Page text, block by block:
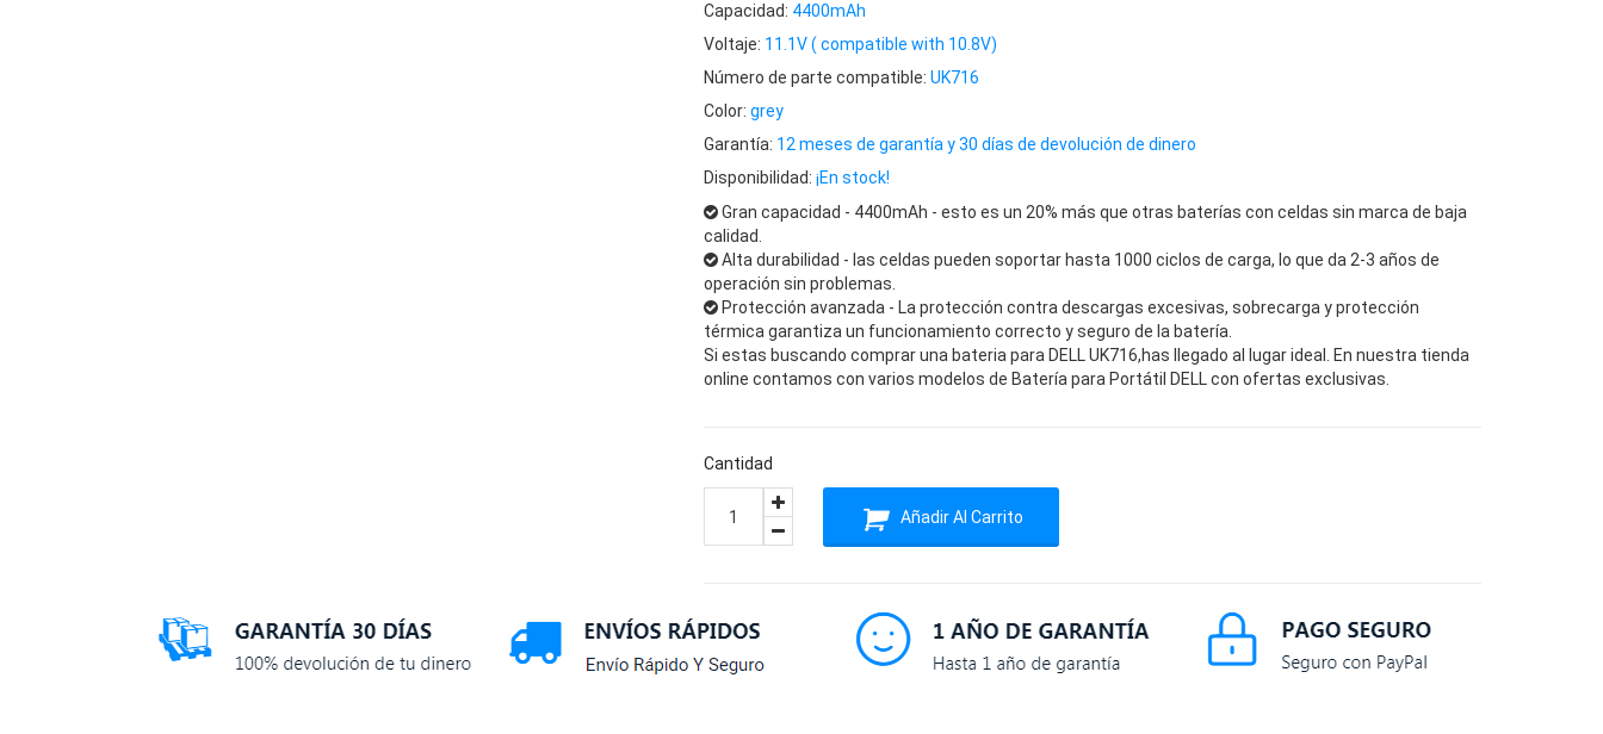
Capacidad: 4400mAh
Voltaje: 11.1V ( compatible with 10.8V)
Número de parte compatible: UK716
Color: grey
Garantía: 12 meses de garantía y 30 días de devolución de dinero
Disponibilidad: ¡En stock!
Gran capacidad - 4400mAh - esto es un 20% más que otras baterías con celdas sin marca de baja
calidad.
Alta durabilidad - las celdas pueden soportar hasta 1000 ciclos de carga, lo que da 2-3 años de
operación sin problemas.
Protección avanzada - La protección contra descargas excesivas, sobrecarga y protección
térmica garantiza un funcionamiento correcto y seguro de la batería.
Si estas buscando comprar una bateria para DELL UK716,has llegado al lugar ideal. En nuestra tienda
online contamos con varios modelos de Batería para Portátil DELL con ofertas exclusivas.
Cantidad
Añadir Al Carrito